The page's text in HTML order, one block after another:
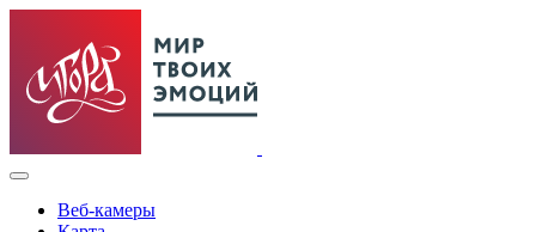
Веб-камеры